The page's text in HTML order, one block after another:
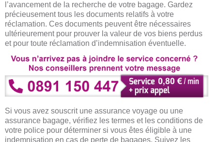
l’avancement de la recherche de votre bagage. Gardez
précieusement tous les documents relatifs à votre
réclamation. Ces documents peuvent être nécessaires
ultérieurement pour prouver la valeur de vos biens perdus
et pour toute réclamation d’indemnisation éventuelle.
Si vous avez souscrit une assurance voyage ou une
assurance bagage, vérifiez les termes et les conditions de
votre police pour déterminer si vous êtes éligible à une
indemnisation en cas de perte de bagages. Suivez les